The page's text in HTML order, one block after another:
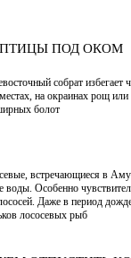
ПОД ОКОМ
собрат избегает
на окраинах рощ или
болот
встречающиеся в
воды. Особенно
Даже в период
лососевых рыб